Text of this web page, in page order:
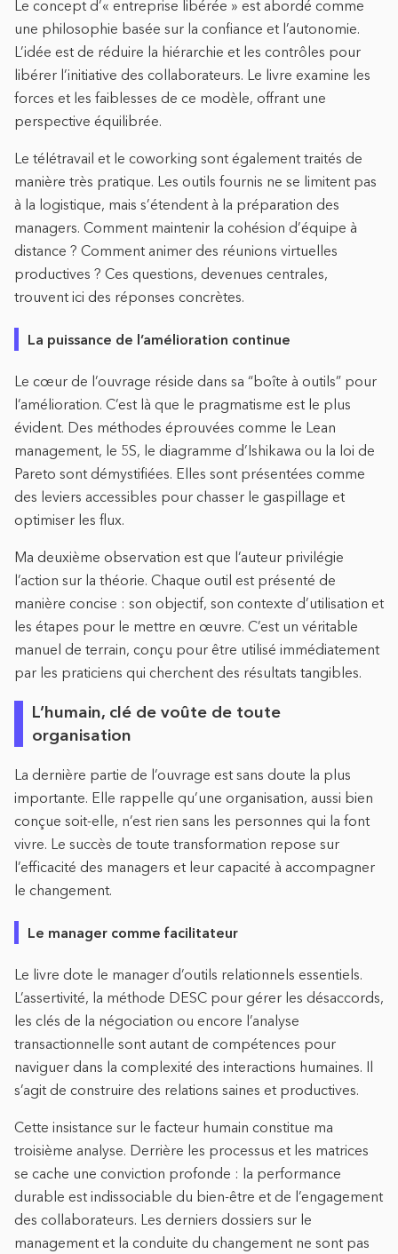
Le concept d’« entreprise libérée » est abordé comme
une philosophie basée sur la confiance et l’autonomie.
L’idée est de réduire la hiérarchie et les contrôles pour
libérer l’initiative des collaborateurs. Le livre examine les
forces et les faiblesses de ce modèle, offrant une
perspective équilibrée.
Le télétravail et le coworking sont également traités de
manière très pratique. Les outils fournis ne se limitent pas
à la logistique, mais s’étendent à la préparation des
managers. Comment maintenir la cohésion d’équipe à
distance ? Comment animer des réunions virtuelles
productives ? Ces questions, devenues centrales,
trouvent ici des réponses concrètes.
La puissance de l’amélioration continue
Le cœur de l’ouvrage réside dans sa “boîte à outils” pour
l’amélioration. C’est là que le pragmatisme est le plus
évident. Des méthodes éprouvées comme le Lean
management, le 5S, le diagramme d’Ishikawa ou la loi de
Pareto sont démystifiées. Elles sont présentées comme
des leviers accessibles pour chasser le gaspillage et
optimiser les flux.
Ma deuxième observation est que l’auteur privilégie
l’action sur la théorie. Chaque outil est présenté de
manière concise : son objectif, son contexte d’utilisation et
les étapes pour le mettre en œuvre. C’est un véritable
manuel de terrain, conçu pour être utilisé immédiatement
par les praticiens qui cherchent des résultats tangibles.
L’humain, clé de voûte de toute
organisation
La dernière partie de l’ouvrage est sans doute la plus
importante. Elle rappelle qu’une organisation, aussi bien
conçue soit-elle, n’est rien sans les personnes qui la font
vivre. Le succès de toute transformation repose sur
l’efficacité des managers et leur capacité à accompagner
le changement.
Le manager comme facilitateur
Le livre dote le manager d’outils relationnels essentiels.
L’assertivité, la méthode DESC pour gérer les désaccords,
les clés de la négociation ou encore l’analyse
transactionnelle sont autant de compétences pour
naviguer dans la complexité des interactions humaines. Il
s’agit de construire des relations saines et productives.
Cette insistance sur le facteur humain constitue ma
troisième analyse. Derrière les processus et les matrices
se cache une conviction profonde : la performance
durable est indissociable du bien-être et de l’engagement
des collaborateurs. Les derniers dossiers sur le
management et la conduite du changement ne sont pas